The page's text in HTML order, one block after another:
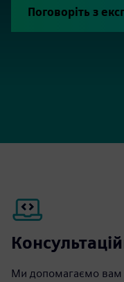
Поговоріть з
Ми допомагаємо вам